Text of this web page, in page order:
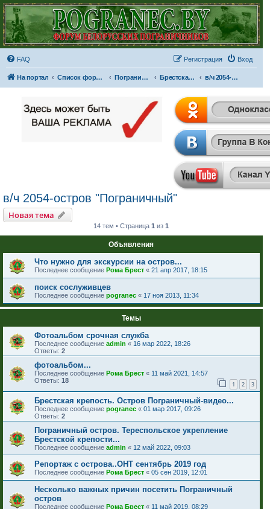
FAQ Вход
Регистрация
На портал Список форумов Пограничные отряды и части Брестская Краснознаменная пограничная группа имени Ф.Э. Дзержинского в/ч 2054-остров "Пограничный"
в/ч 2054-остров "Пограничный"
Новая тема
14 тем • Страница1 из1
Объявления
Что нужно для экскурсии на остров...
Последнее сообщение Рома Брест « 21 апр 2017, 18:15
поиск сослуживцев
Последнее сообщение pogranec « 17 ноя 2013, 11:34
Темы
Фотоальбом срочная служба
Последнее сообщение admin « 16 мар 2022, 18:26
Ответы: 2
фотоальбом...
Последнее сообщение Рома Брест « 11 май 2021, 14:57
Ответы: 18 1 2 3
Брестская крепость. Остров Пограничный-видео...
Последнее сообщение pogranec « 01 мар 2017, 09:26
Ответы: 2
Пограничный остров. Тереспольское укрепление
Брестской крепости...
Последнее сообщение admin « 12 май 2022, 09:03
Репортаж с острова..ОНТ сентябрь 2019 год
Последнее сообщение Рома Брест « 05 сен 2019, 12:01
Несколько важных причин посетить Пограничный
остров
Последнее сообщение Рома Брест « 11 май 2019, 08:29